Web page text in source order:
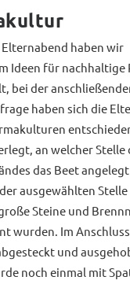
Elternabend haben wir
Ideen für nachhaltige
bei der
haben sich die
an welcher Stelle
das Beet
ausgewählten
Steine und
wurden. Im
und
noch einmal mit